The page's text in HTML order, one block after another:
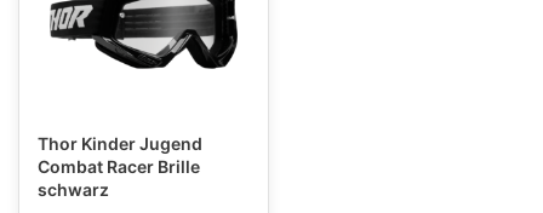
Thor Kinder Jugend
Combat Racer Brille
schwarz